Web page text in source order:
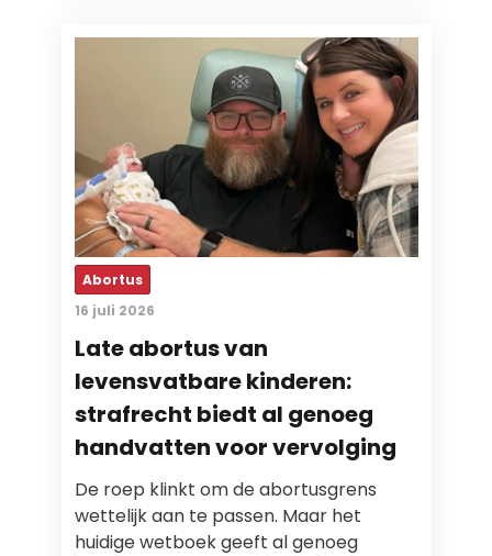
Abortus
16 juli 2026
Late abortus van
levensvatbare kinderen:
strafrecht biedt al genoeg
handvatten voor vervolging
De roep klinkt om de abortusgrens
wettelijk aan te passen. Maar het
huidige wetboek geeft al genoeg